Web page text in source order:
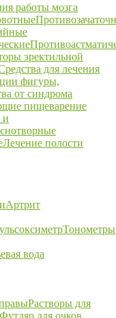
работы мозга
эректильной
для лечения
фигуры,
от синдрома
пищеварение
и
Лечение полости
Артрит
Тонометры
вода
Растворы для